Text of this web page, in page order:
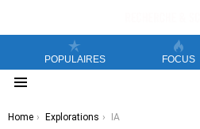
POPULAIRES FOCUS
You are here:
Home Explorations IA